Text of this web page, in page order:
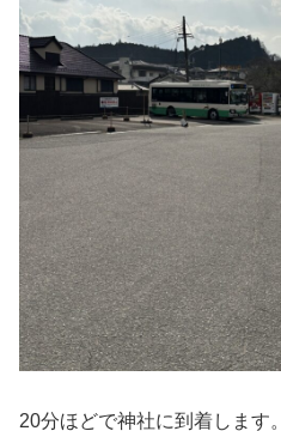
20分ほどで神社に到着します。